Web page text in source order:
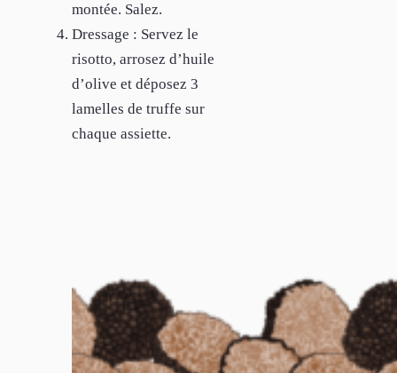
montée. Salez.
Dressage : Servez le
risotto, arrosez d’huile
d’olive et déposez 3
lamelles de truffe sur
chaque assiette.